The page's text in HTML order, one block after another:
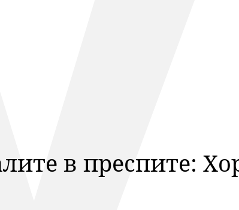
в преспите: